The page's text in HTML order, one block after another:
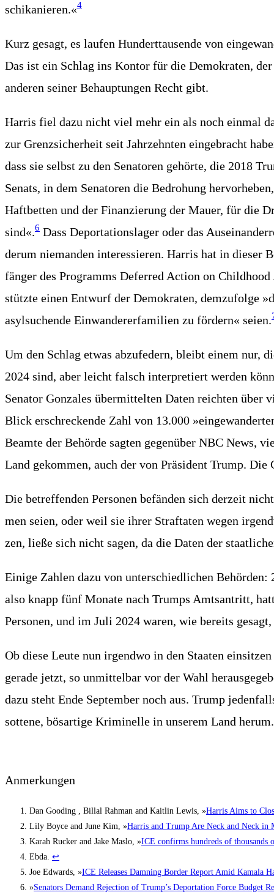
schi­ka­nie­ren.«4
Kurz gesagt, es lau­fen Hun­dert­tau­sen­de von
Das ist ein Schlag ins Kon­tor für die Demo­kra­ten,
ande­ren sei­ner Behaup­tun­gen Recht gibt.
Har­ris fiel dazu nicht viel mehr ein als noch ein­mal
zur Grenz­si­cher­heit seit Jahr­zehn­ten ein­ge­bracht
dass sie selbst zu den Sena­to­ren gehör­te, die 2018
Senats, in dem Sena­to­ren die Bedro­hung
Haft­bet­ten und der Finan­zie­rung der Mau­er, für die
sind«.6 Dass Depor­ta­ti­ons­la­ger oder das
der­um nie­man­den inter­es­sie­ren. Har­ris hat in
fän­ger des Pro­gramms Defer­red Action on
stütz­te einen Ent­wurf der Demo­kra­ten, dem­zu­fol­ge
asyl­su­chen­de Ein­wan­de­rer­fa­mi­li­en zu för­dern« sei­en.
Um den Schlag etwas abzu­fe­dern, bleibt einem nur,
2024 sind, aber leicht falsch inter­pre­tiert wer­den
Sena­tor Gon­za­les über­mit­tel­ten Daten reich­ten über
Blick erschre­cken­de Zahl von 13.000
Beam­te der Behör­de sag­ten gegen­über NBC News,
Land gekom­men, auch der von Prä­si­dent Trump. Die
Die betref­fen­den Per­so­nen befän­den sich der­zeit
men sei­en, oder weil sie ihrer Straf­ta­ten wegen
zen, lie­ße sich nicht sagen, da die Daten der
Eini­ge Zah­len dazu von unter­schied­li­chen
also knapp fünf Mona­te nach Trumps Amts­an­tritt,
Per­so­nen, und im Juli 2024 waren, wie bereits
Ob die­se Leu­te nun irgend­wo in den Staa­ten
gera­de jetzt, so unmit­tel­bar vor der Wahl
dazu steht Ende Sep­tem­ber noch aus. Trump
sot­te­ne, bös­ar­ti­ge Kri­mi­nel­le in unse­rem Land
Anmer­kun­gen
Dan Goo­ding , Bill­al Rah­man and Kait­lin Lewis, »Har­ris Aims to
Lily Boy­ce and June Kim, »Har­ris and Trump Are Neck and Neck in
Karah Rucker and Jake Mas­lo, »ICE con­firms hundreds of
Ebda. ↩︎
Joe Edwards, »ICE Releases Dam­ning Bor­der Report Amid Kama­la
»Sena­tors Demand Rejec­tion of Trump’s Depor­ta­ti­on Force Bud­get